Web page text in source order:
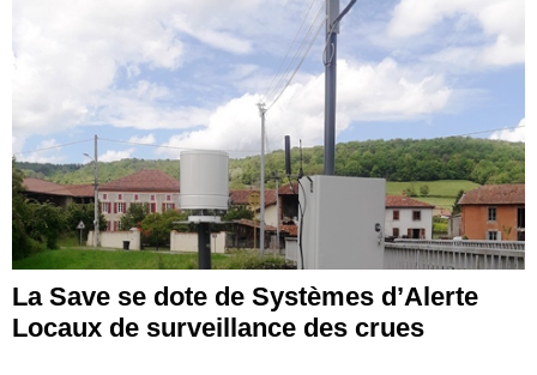
La Save se dote de Systèmes d’Alerte
Locaux de surveillance des crues